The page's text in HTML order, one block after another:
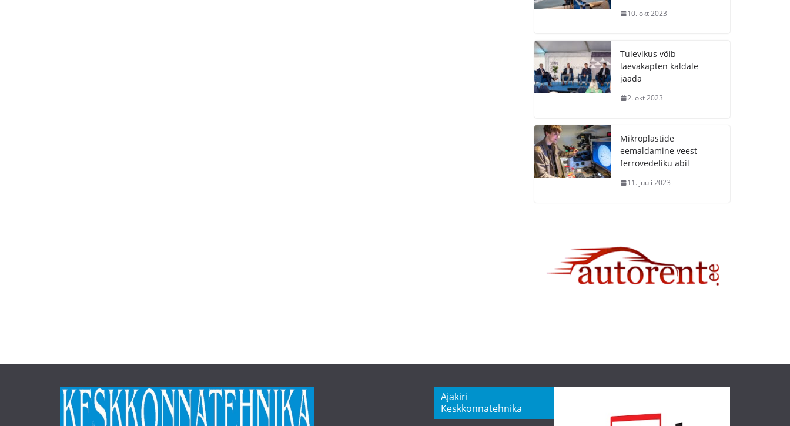
10. okt 2023
Tulevikus võib
laevakapten kaldale
jääda
2. okt 2023
Mikroplastide
eemaldamine veest
ferrovedeliku abil
11. juuli 2023
Ajakiri
Keskkonnatehnika